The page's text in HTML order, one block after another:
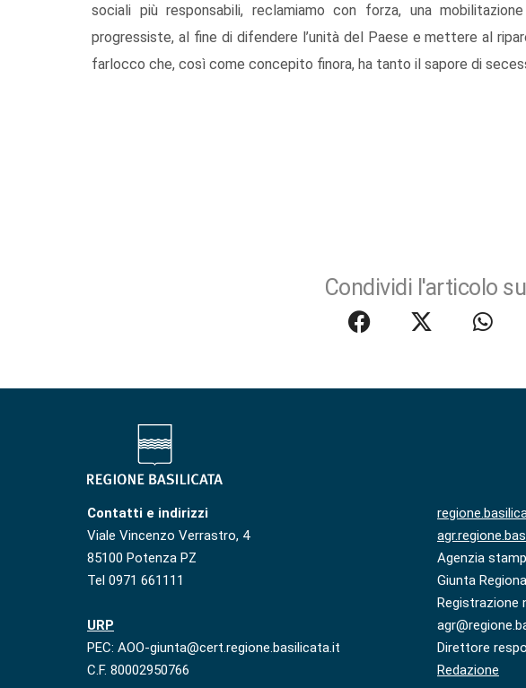
sociali più responsabili, reclamiamo con forza, una
progressiste, al fine di difendere l’unità del Paese e mettere al
farlocco che, così come concepito finora, ha tanto il sapore di
Condividi l'articolo
Contatti e indirizzi
Viale Vincenzo Verrastro, 4
85100 Potenza PZ
Tel 0971 661111
URP
PEC: AOO-giunta@cert.regione.basilicata.it
C.F. 80002950766
Agenzia
Giunta
Registrazione
Direttore
Redazione